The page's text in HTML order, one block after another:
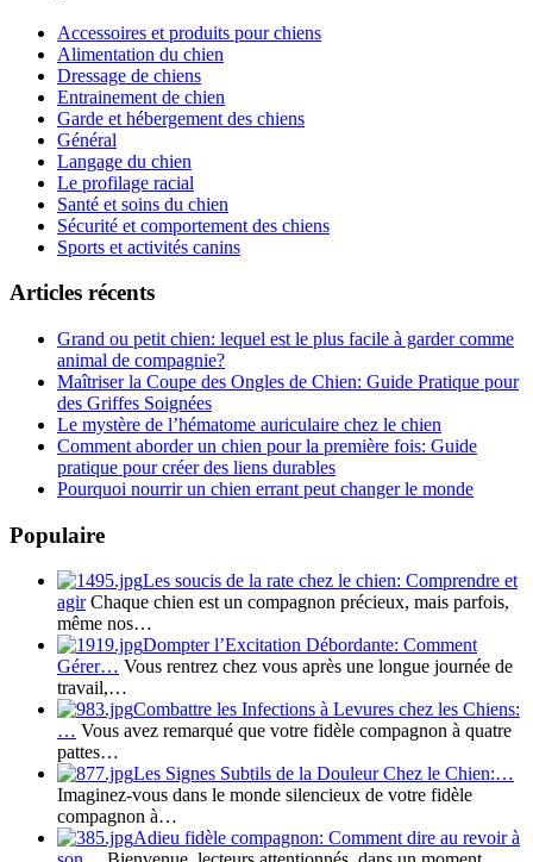
Accessoires et produits pour chiens
Alimentation du chien
Dressage de chiens
Entrainement de chien
Garde et hébergement des chiens
Général
Langage du chien
Le profilage racial
Santé et soins du chien
Sécurité et comportement des chiens
Sports et activités canins
Articles récents
Grand ou petit chien: lequel est le plus facile à garder comme
animal de compagnie?
Maîtriser la Coupe des Ongles de Chien: Guide Pratique pour
des Griffes Soignées
Le mystère de l’hématome auriculaire chez le chien
Comment aborder un chien pour la première fois: Guide
pratique pour créer des liens durables
Pourquoi nourrir un chien errant peut changer le monde
Populaire
Les soucis de la rate chez le chien: Comprendre et
agirChaque chien est un compagnon précieux, mais parfois,
même nos…
Dompter l’Excitation Débordante: Comment
Gérer… Vous rentrez chez vous après une longue journée de
travail,…
Combattre les Infections à Levures chez les Chiens:
… Vous avez remarqué que votre fidèle compagnon à quatre
pattes…
Les Signes Subtils de la Douleur Chez le Chien:…
Imaginez-vous dans le monde silencieux de votre fidèle
compagnon à…
Adieu fidèle compagnon: Comment dire au revoir à